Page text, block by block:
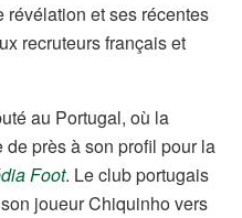
révélation et ses récentes
recruteurs français et
au Portugal, où la
de près à son profil pour la
Foot. Le club portugais
joueur Chiquinho vers